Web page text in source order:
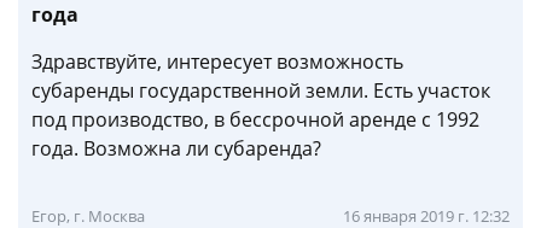
года
Здравствуйте, интересует возможность
субаренды государственной земли. Есть участок
под производство, в бессрочной аренде с 1992
года. Возможна ли субаренда?
Егор, г. Москва 16 января 2019 г. 12:32